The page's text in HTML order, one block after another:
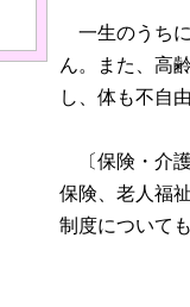
一生のうち
ん。また、高
し、体も不自
〔保険・介
保険、老人福
制度について